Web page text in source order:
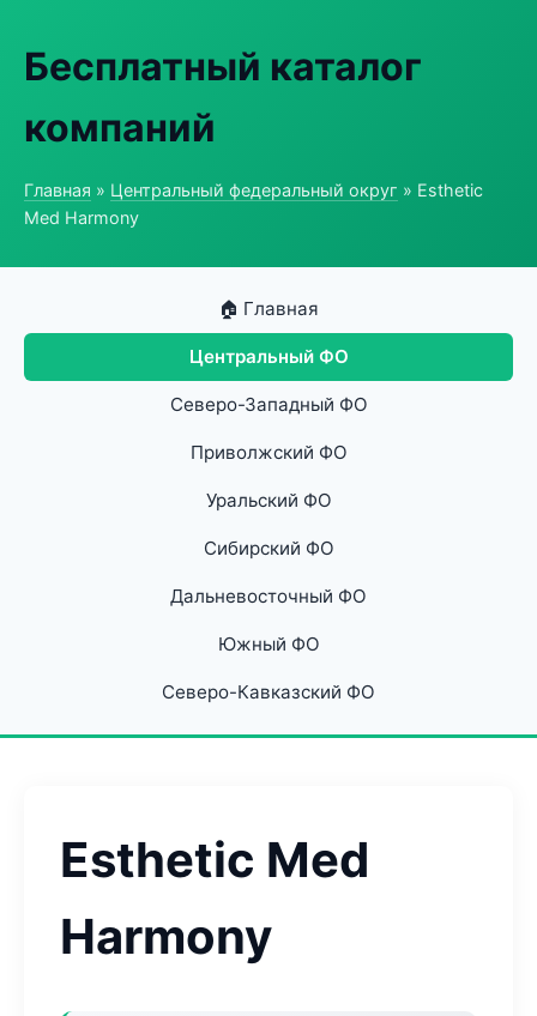
Бесплатный каталог
компаний
Главная » Центральный федеральный округ » Esthetic
Med Harmony
🏠 Главная
Центральный ФО
Северо-Западный ФО
Приволжский ФО
Уральский ФО
Сибирский ФО
Дальневосточный ФО
Южный ФО
Северо-Кавказский ФО
Esthetic Med
Harmony